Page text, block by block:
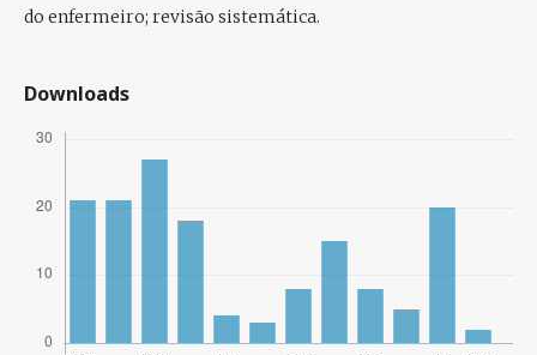
do enfermeiro; revisão sistemática.
Downloads